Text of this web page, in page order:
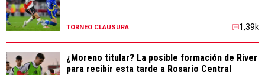
TORNEO CLAUSURA 1,39k
¿Moreno titular? La posible formación de River
para recibir esta tarde a Rosario Central